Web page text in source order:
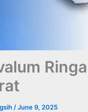
/June 9, 2025